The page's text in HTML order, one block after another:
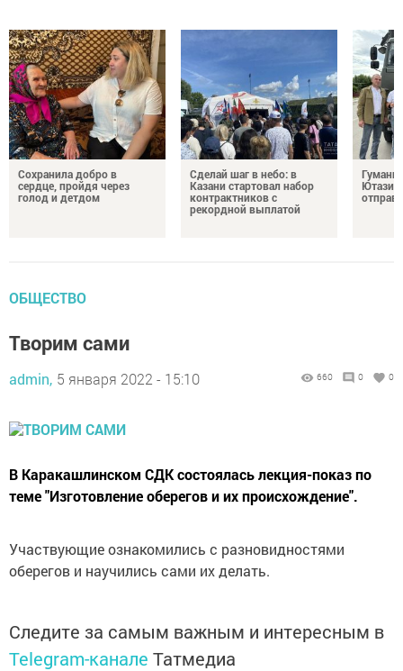
Сохранила добро в
сердце, пройдя через
голод и детдом
Сделай шаг в небо: в
Казани стартовал набор
контрактников с
рекордной выплатой
ОБЩЕСТВО
Творим сами
admin, 5 января 2022 - 15:10 660 0 0
В Каракашлинском СДК состоялась лекция-показ по
теме "Изготовление оберегов и их происхождение".
Участвующие ознакомились с разновидностями
оберегов и научились сами их делать.
Следите за самым важным и интересным в
Telegram-канале Татмедиа